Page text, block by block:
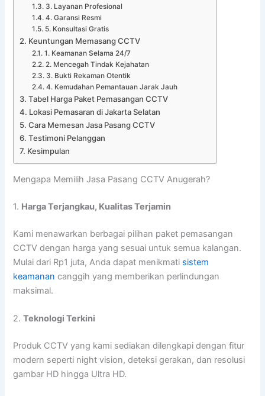
3. Layanan Profesional
4. Garansi Resmi
5. Konsultasi Gratis
Keuntungan Memasang CCTV
1. Keamanan Selama 24/7
2. Mencegah Tindak Kejahatan
3. Bukti Rekaman Otentik
4. Kemudahan Pemantauan Jarak Jauh
Tabel Harga Paket Pemasangan CCTV
Lokasi Pemasaran di Jakarta Selatan
Cara Memesan Jasa Pasang CCTV
Testimoni Pelanggan
Kesimpulan
Mengapa Memilih Jasa Pasang CCTV Anugerah?
1. Harga Terjangkau, Kualitas Terjamin
Kami menawarkan berbagai pilihan paket pemasangan
CCTV dengan harga yang sesuai untuk semua kalangan.
Mulai dari Rp1 juta, Anda dapat menikmati sistem
keamanan canggih yang memberikan perlindungan
maksimal.
2.Teknologi Terkini
Produk CCTV yang kami sediakan dilengkapi dengan fitur
modern seperti night vision, deteksi gerakan, dan resolusi
gambar HD hingga Ultra HD.